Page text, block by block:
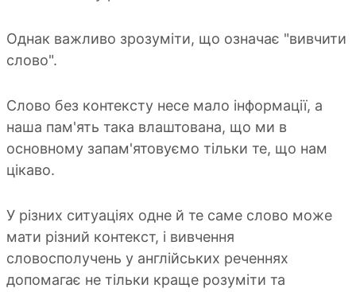
Однак важливо зрозуміти, що означає "вивчити
слово".
Слово без контексту несе мало інформації, а
наша пам'ять така влаштована, що ми в
основному запам'ятовуємо тільки те, що нам
цікаво.
У різних ситуаціях одне й те саме слово може
мати різний контекст, і вивчення
словосполучень у англійських реченнях
допомагає не тільки краще розуміти та